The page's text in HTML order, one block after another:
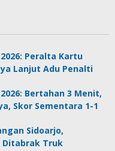
Peralta Kartu
Lanjut Adu Penalti
Bertahan 3 Menit,
Skor Sementara 1-1
Sidoarjo,
Ditabrak Truk